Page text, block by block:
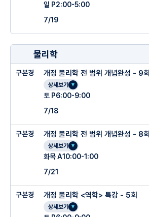
일 P2:00-5:00
7/19
물리학
구본경 개정 물리학 전 범위 개념완성 - 9회
상세보기
토 P6:00-9:00
7/18
구본경 개정 물리학 전 범위 개념완성 - 8회
상세보기
화목 A10:00-1:00
7/21
구본경 개정 물리학 <역학> 특강 - 5회
상세보기